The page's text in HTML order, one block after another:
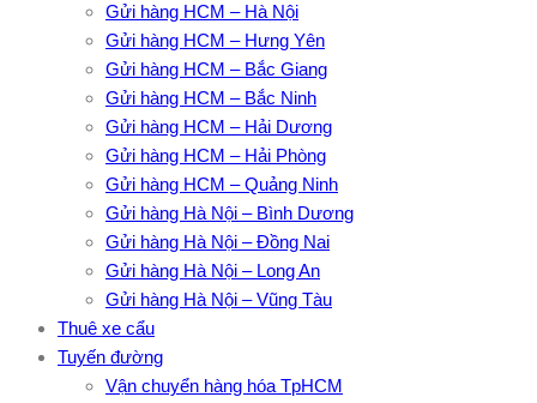
Gửi hàng HCM – Hà Nội
Gửi hàng HCM – Hưng Yên
Gửi hàng HCM – Bắc Giang
Gửi hàng HCM – Bắc Ninh
Gửi hàng HCM – Hải Dương
Gửi hàng HCM – Hải Phòng
Gửi hàng HCM – Quảng Ninh
Gửi hàng Hà Nội – Bình Dương
Gửi hàng Hà Nội – Đồng Nai
Gửi hàng Hà Nội – Long An
Gửi hàng Hà Nội – Vũng Tàu
Thuê xe cẩu
Tuyến đường
Vận chuyển hàng hóa TpHCM